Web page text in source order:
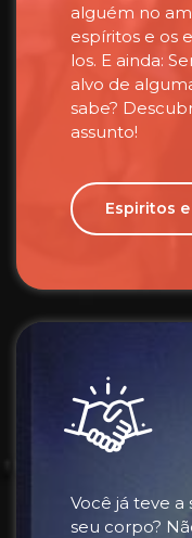
alguém no
espíritos e os
los. E ainda:
alvo de
sabe?
assunto!
Espiritos
Você já teve a
seu corpo?